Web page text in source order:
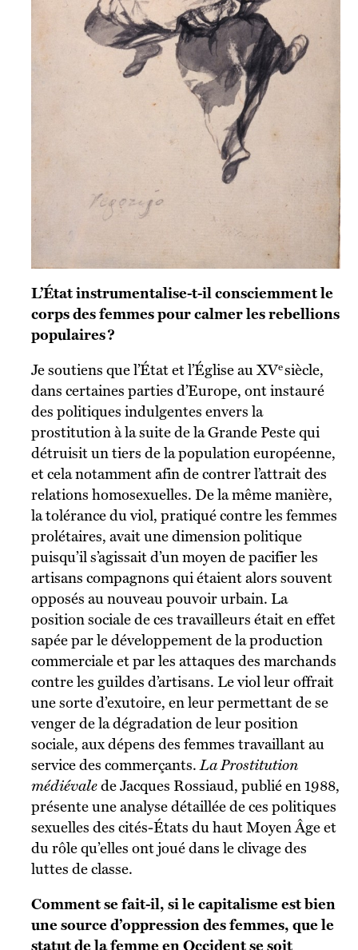
L’État instrumentalise-t-il consciemment le
corps des femmes pour calmer les rebellions
populaires ?
Je soutiens que l’État et l’Église au XVesiècle,
dans certaines parties d’Europe, ont instauré
des politiques indulgentes envers la
prostitution à la suite de la Grande Peste qui
détruisit un tiers de la population européenne,
et cela notamment afin de contrer l’attrait des
relations homosexuelles. De la même manière,
la tolérance du viol, pratiqué contre les femmes
prolétaires, avait une dimension politique
puisqu’il s’agissait d’un moyen de pacifier les
artisans compagnons qui étaient alors souvent
opposés au nouveau pouvoir urbain. La
position sociale de ces travailleurs était en effet
sapée par le développement de la production
commerciale et par les attaques des marchands
contre les guildes d’artisans. Le viol leur offrait
une sorte d’exutoire, en leur permettant de se
venger de la dégradation de leur position
sociale, aux dépens des femmes travaillant au
service des commerçants.La Prostitution
médiévalede Jacques Rossiaud, publié en 1988,
présente une analyse détaillée de ces politiques
sexuelles des cités-États du haut Moyen Âge et
du rôle qu’elles ont joué dans le clivage des
luttes de classe.
Comment se fait-il, si le capitalisme est bien
une source d’oppression des femmes, que le
statut de la femme en Occident se soit